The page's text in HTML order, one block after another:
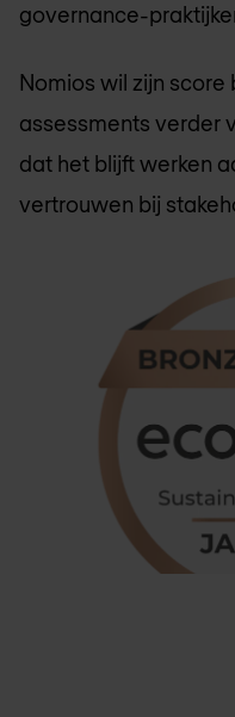
governance-
Nomios wil zijn score
assessments verder
dat het blijft werken
vertrouwen bij